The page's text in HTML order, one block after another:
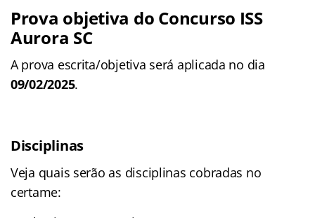
Prova objetiva do Concurso ISS
Aurora SC
A prova escrita/objetiva será aplicada no dia
09/02/2025.
Disciplinas
Veja quais serão as disciplinas cobradas no
certame: